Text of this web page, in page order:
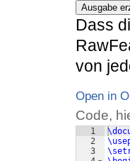
Ausgabe
Dass
von
Open in
Code,
1
2
3